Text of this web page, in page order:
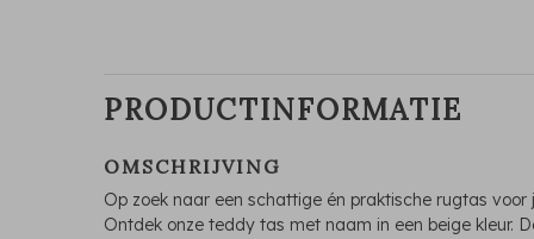
PRODUCTINFORMATIE
OMSCHRIJVING
Op zoek naar een schattige én praktische rugtas voor
Ontdek onze teddy tas met naam in een beige kleur.